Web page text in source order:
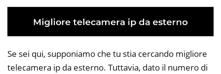
Se sei qui, supponiamo che tu stia cercando migliore
telecamera ip da esterno. Tuttavia, dato il numero di